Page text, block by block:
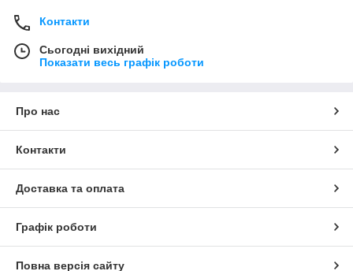
Контакти
Сьогодні вихідний
Показати весь графік роботи
Про нас
Контакти
Доставка та оплата
Графік роботи
Повна версія сайту